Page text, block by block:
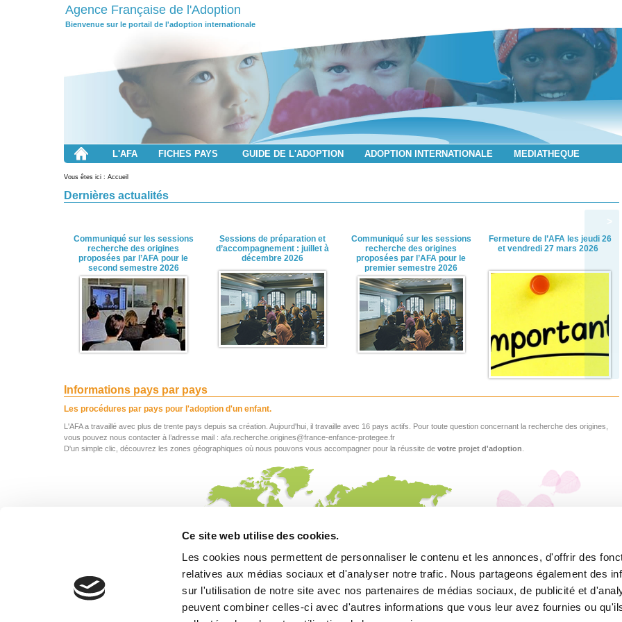
Ce site web utilise des cookies.
Les cookies nous permettent de personnaliser le contenu et les annonces, d'offrir des
relatives aux médias sociaux et d'analyser notre trafic. Nous partageons également des
sur l'utilisation de notre site avec nos partenaires de médias sociaux, de publicité et
peuvent combiner celles-ci avec d'autres informations que vous leur avez fournies ou
Agence Française de l'Adoption
Bienvenue sur le portail de l'adoption internationale
L'AFA FICHES PAYS GUIDE DE L'ADOPTION ADOPTION INTERNATIONALE MEDIATHEQUE
Vous êtes ici : Accueil
Dernières actualités
Communiqué sur les sessions
recherche des origines
proposées par l’AFA pour le
second semestre 2026
Sessions de préparation et
d’accompagnement : juillet à
décembre 2026
Communiqué sur les sessions
recherche des origines
proposées par l’AFA pour le
premier semestre 2026
Fermeture de l’AFA les jeudi 26
et vendredi 27 mars 2026
Informations pays par pays
Les procédures par pays pour l'adoption d'un enfant.
L'AFA a travaillé avec plus de trente pays depuis sa création. Aujourd'hui, il travaille avec 16 pays actifs. Pour toute question concernant la recherche des origines,
vous pouvez nous contacter à l’adresse mail : afa.recherche.origines@france-enfance-protegee.fr
D'un simple clic, découvrez les zones géographiques où nous pouvons vous accompagner pour la réussite de votre projet d'adoption.